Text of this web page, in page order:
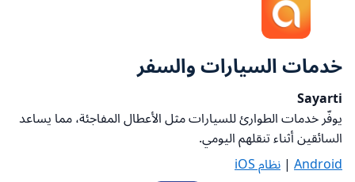
خدمات السيارات والسفر
Sayarti
يوفّر خدمات الطوارئ للسيارات مثل الأعطال المفاجئة، مما يساعد
السائقين أثناء تنقلهم اليومي.
Android
| نظام iOS